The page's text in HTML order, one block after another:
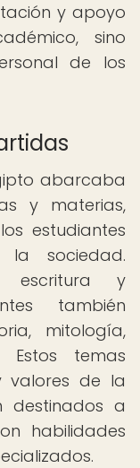
y apoyo
sino
de los
abarcaba
y materias,
estudiantes
la sociedad.
escritura y
también
mitología,
Estos temas
valores de la
destinados a
habilidades